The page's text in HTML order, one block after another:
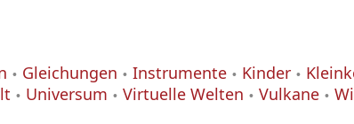
Gleichungen Instrumente Kinder
Universum Virtuelle Welten Vulkane